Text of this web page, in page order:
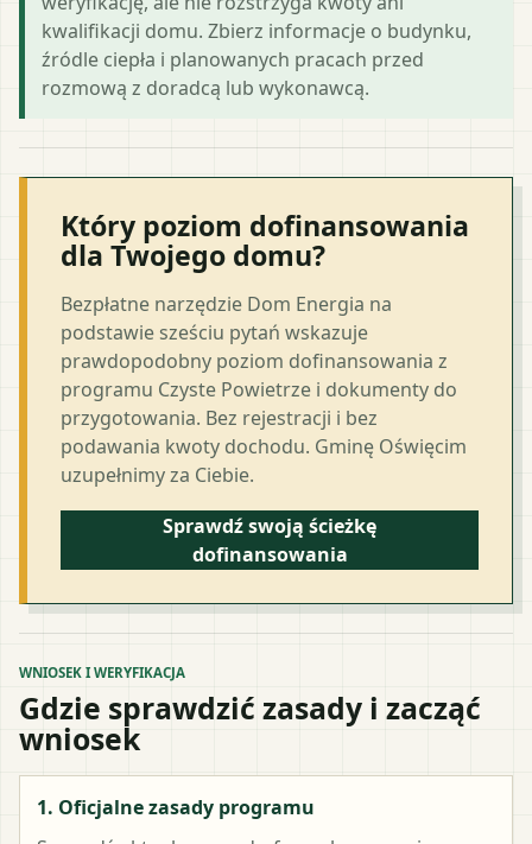
kwalifikacji domu. Zbierz informacje o budynku,
źródle ciepła i planowanych pracach przed
rozmową z doradcą lub wykonawcą.
Który poziom dofinansowania
dla Twojego domu?
Bezpłatne narzędzie Dom Energia na
podstawie sześciu pytań wskazuje
prawdopodobny poziom dofinansowania z
programu Czyste Powietrze i dokumenty do
przygotowania. Bez rejestracji i bez
podawania kwoty dochodu. Gminę Oświęcim
uzupełnimy za Ciebie.
Sprawdź swoją ścieżkę
dofinansowania
WNIOSEK I WERYFIKACJA
Gdzie sprawdzić zasady i zacząć
wniosek
1. Oficjalne zasady programu